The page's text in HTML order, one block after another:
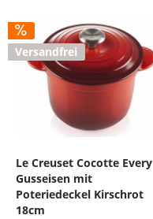
Versandfrei
Le Creuset Cocotte Every
Gusseisen mit
Poteriedeckel Kirschrot
18cm